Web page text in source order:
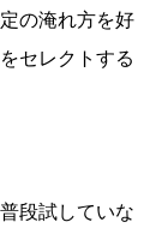
の淹れ方を好
セレクトする
段試していな